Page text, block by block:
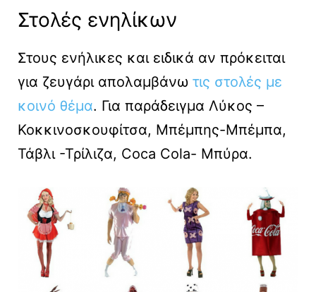
Στολές ενηλίκων
Στους ενήλικες και ειδικά αν πρόκειται
για ζευγάρι απολαμβάνω τις στολές με
κοινό θέμα. Για παράδειγμα Λύκος –
Κοκκινοσκουφίτσα, Μπέμπης-Μπέμπα,
Τάβλι -Τρίλιζα, Coca Cola- Μπύρα.